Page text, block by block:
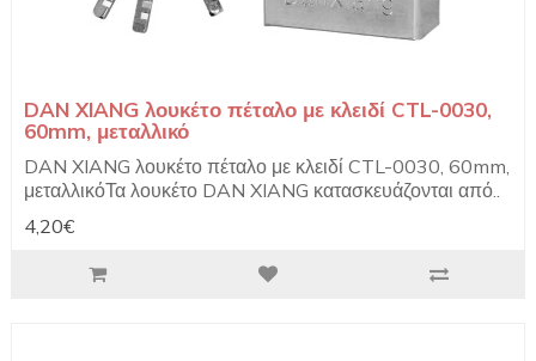
DAN XIANG λουκέτο πέταλο με κλειδί CTL-0030,
60mm, μεταλλικό
DAN XIANG λουκέτο πέταλο με κλειδί CTL-0030, 60mm,
μεταλλικόΤα λουκέτο DAN XIANG κατασκευάζονται από..
4,20€